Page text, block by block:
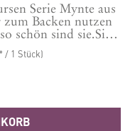
Serie Mynte aus
Backen nutzen
schön sind sie.Sie
im Ofen, in
Reinigung im
/ 1 Stück)